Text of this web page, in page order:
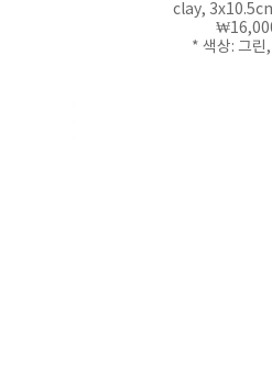
clay,
* 색상: 그린